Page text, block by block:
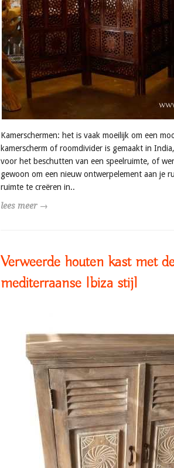
Kamerschermen: het is vaak moeilijk om een
kamerscherm of roomdivider is gemaakt in
voor het beschutten van een speelruimte, of
gewoon om een nieuw ontwerpelement aan je
ruimte te creëren in..
lees meer →
Verweerde houten kast met
mediterraanse Ibiza stijl